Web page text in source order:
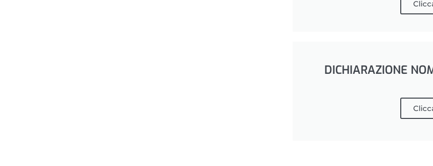
DICHIARAZIONE